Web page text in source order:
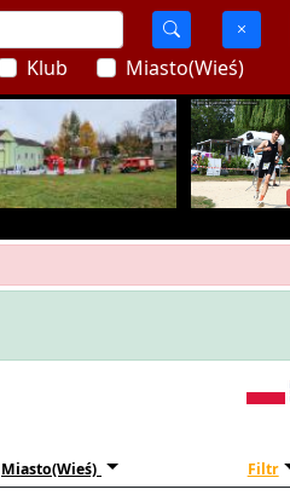
Klub Miasto(Wieś)
Miasto(Wieś) Filtr